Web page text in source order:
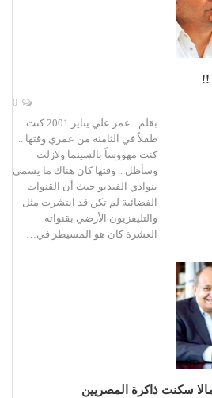
!!
بقلم : عمر علي يناير 2001 كنت
طفلاً في الثامنة من عمري وقتها ..
كنت مهووساً بالسينما ولازلت
وسأظل .. وقتها كان هناك ما يسمى
بنوادي الفيديو حيث أن القنوات
الفضائية لم تكن قد انتشرت مثل
والتليفزيون الأرضي بقنواته
العشرة كان هو المسيطر في…
سكنت ذاكرة المصريين